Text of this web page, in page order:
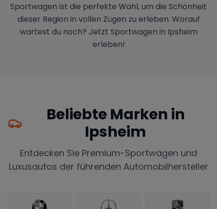
Sportwagen ist die perfekte Wahl, um die Schönheit
dieser Region in vollen Zügen zu erleben. Worauf
wartest du noch? Jetzt Sportwagen in Ipsheim
erleben!
Beliebte Marken in
Ipsheim
Entdecken Sie Premium-Sportwagen und
Luxusautos der führenden Automobilhersteller